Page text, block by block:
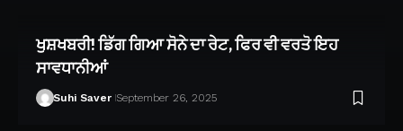
ਖੁਸ਼ਖਬਰੀ! ਡਿੱਗ ਗਿਆ ਸੋਨੇ ਦਾ ਰੇਟ, ਫਿਰ ਵੀ ਵਰਤੋ ਇਹ
ਸਾਵਧਾਨੀਆਂ
Suhi Saver September 26, 2025